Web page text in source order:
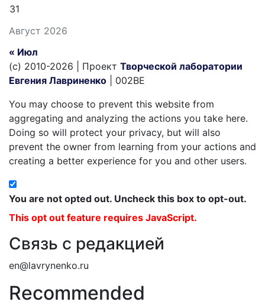
Август 2026
31
« Июл
(c) 2010-2026 | Проект Творческой лаборатории
Евгения Лавриненко | 002BE
You may choose to prevent this website from
aggregating and analyzing the actions you take here.
Doing so will protect your privacy, but will also
prevent the owner from learning from your actions and
creating a better experience for you and other users.
You are not opted out. Uncheck this box to opt-out.
This opt out feature requires JavaScript.
Связь с редакцией
en@lavrynenko.ru
Recommended